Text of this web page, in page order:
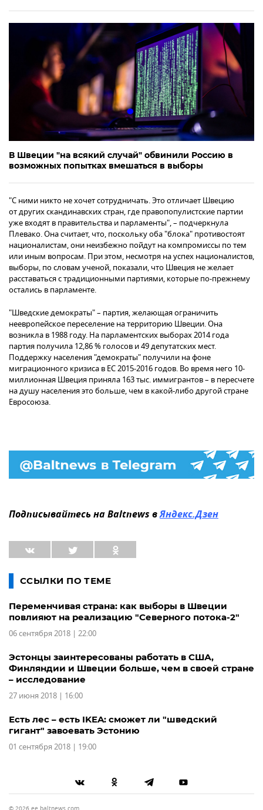
В Швеции "на всякий случай" обвинили Россию в
возможных попытках вмешаться в выборы
"С ними никто не хочет сотрудничать. Это отличает Швецию
от других скандинавских стран, где правопопулистские партии
уже входят в правительства и парламенты", – подчеркнула
Плевако. Она считает, что, поскольку оба "блока" противостоят
националистам, они неизбежно пойдут на компромиссы по тем
или иным вопросам. При этом, несмотря на успех националистов,
выборы, по словам ученой, показали, что Швеция не желает
расставаться с традиционными партиями, которые по-прежнему
остались в парламенте.
"Шведские демократы" – партия, желающая ограничить
неевропейское переселение на территорию Швеции. Она
возникла в 1988 году. На парламентских выборах 2014 года
партия получила 12,86 % голосов и 49 депутатских мест.
Поддержку населения "демократы" получили на фоне
миграционного кризиса в ЕС 2015-2016 годов. Во время него 10-
миллионная Швеция приняла 163 тыс. иммигрантов – в пересчете
на душу населения это больше, чем в какой-либо другой стране
Евросоюза.
Подписывайтесь на Baltnews вЯндекс.Дзен
ССЫЛКИ ПО ТЕМЕ
Переменчивая страна: как выборы в Швеции
повлияют на реализацию "Северного потока-2"
06 сентября 2018 | 22:00
Эстонцы заинтересованы работать в США,
Финляндии и Швеции больше, чем в своей стране
– исследование
27 июня 2018 | 16:00
Есть лес – есть IKEA: сможет ли "шведский
гигант" завоевать Эстонию
01 сентября 2018 | 19:00